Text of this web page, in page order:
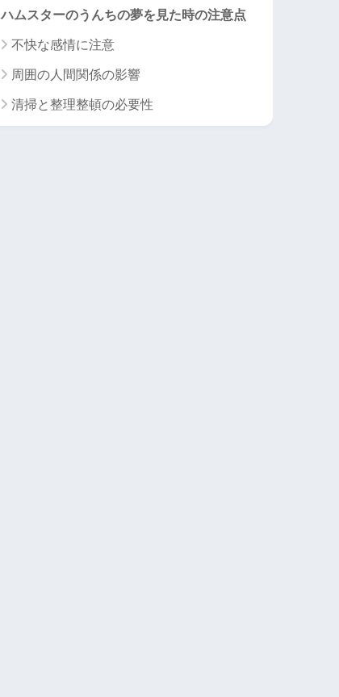
ハムスターのうんちの夢を見た時の注意点
不快な感情に注意
周囲の人間関係の影響
清掃と整理整頓の必要性